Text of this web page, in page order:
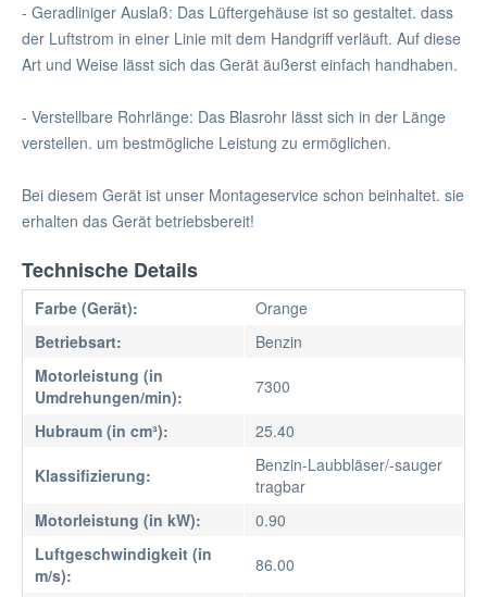
- Geradliniger Auslaß: Das Lüftergehäuse ist so gestaltet. dass
der Luftstrom in einer Linie mit dem Handgriff verläuft. Auf diese
Art und Weise lässt sich das Gerät äußerst einfach handhaben.
- Verstellbare Rohrlänge: Das Blasrohr lässt sich in der Länge
verstellen. um bestmögliche Leistung zu ermöglichen.
Bei diesem Gerät ist unser Montageservice schon beinhaltet. sie
erhalten das Gerät betriebsbereit!
Technische Details
Farbe (Gerät):
Orange
Betriebsart:
Benzin
Motorleistung (in
Umdrehungen/min):
7300
Hubraum (in cm³): 25.40
Klassifizierung:
Benzin-Laubbläser/-sauger
tragbar
Motorleistung (in kW):
0.90
Luftgeschwindigkeit (in
m/s):
86.00